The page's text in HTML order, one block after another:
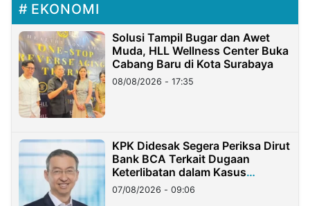
EKONOMI
Solusi Tampil Bugar dan Awet
Muda, HLL Wellness Center Buka
Cabang Baru di Kota Surabaya
08/08/2026 - 17:35
KPK Didesak Segera Periksa Dirut
Bank BCA Terkait Dugaan
Keterlibatan dalam Kasus
Hilangnya Dana Nasabah Rp2,58
Miliar
07/08/2026 - 09:06